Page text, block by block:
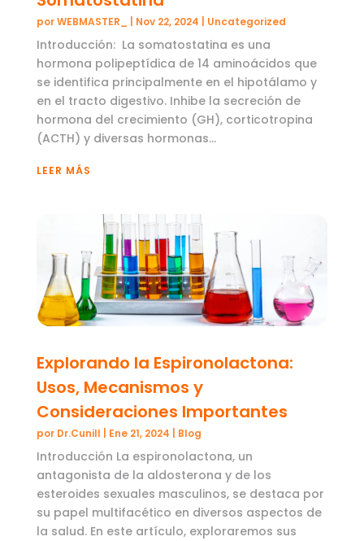
porWEBMASTER_ Nov 22, 2024 Uncategorized
Introducción: La somatostatina es una
hormona polipeptídica de 14 aminoácidos que
se identifica principalmente en el hipotálamo y
en el tracto digestivo. Inhibe la secreción de
hormona del crecimiento (GH), corticotropina
(ACTH) y diversas hormonas...
LEER MÁS
Explorando la Espironolactona:
Usos, Mecanismos y
Consideraciones Importantes
por Dr.Cunill Ene 21, 2024 Blog
Introducción La espironolactona, un
antagonista de la aldosterona y de los
esteroides sexuales masculinos, se destaca por
su papel multifacético en diversos aspectos de
la salud. En este artículo, exploraremos sus